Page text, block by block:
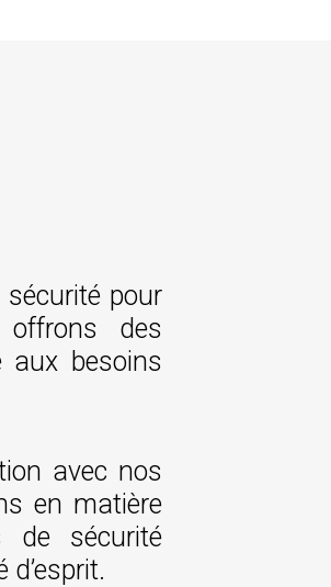
sécurité pour
offrons des
aux besoins
avec nos
en matière
de sécurité